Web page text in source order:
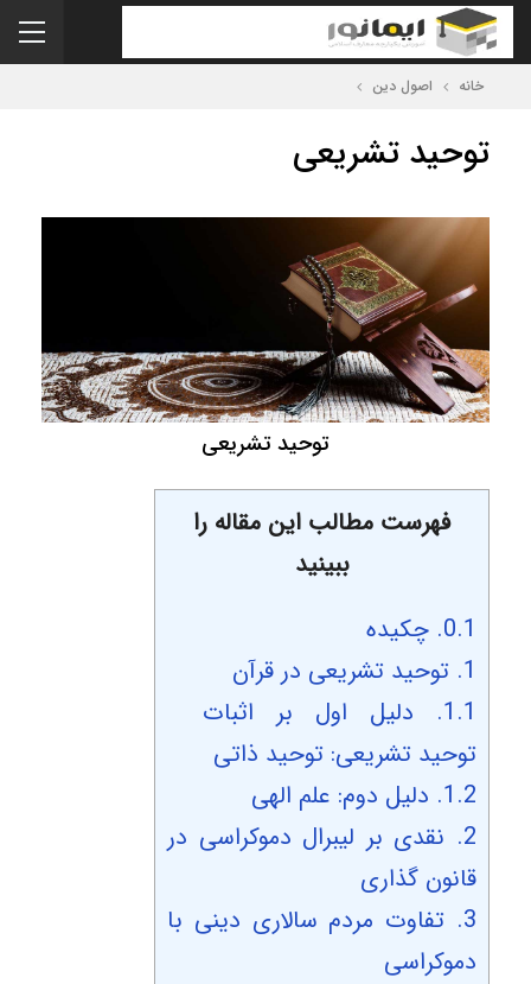
خانه اصول دین
توحید تشریعی
توحید تشریعی
فهرست مطالب این مقاله را
ببینید
0.1. چکیده
1. توحید تشریعی در قرآن
1.1.
دلیل اول بر اثبات
توحید تشریعی: توحید ذاتی
1.2. دلیل دوم: علم الهی
2. نقدی بر لیبرال دموکراسی در
قانون گذاری
3. تفاوت مردم سالاری دینی با
دموکراسی